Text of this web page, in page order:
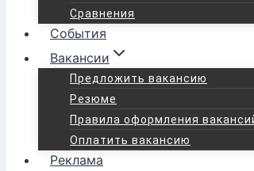
Сравнения
События
Вакансии
Предложить вакансию
Резюме
Правила оформления
Оплатить вакансию
Реклама